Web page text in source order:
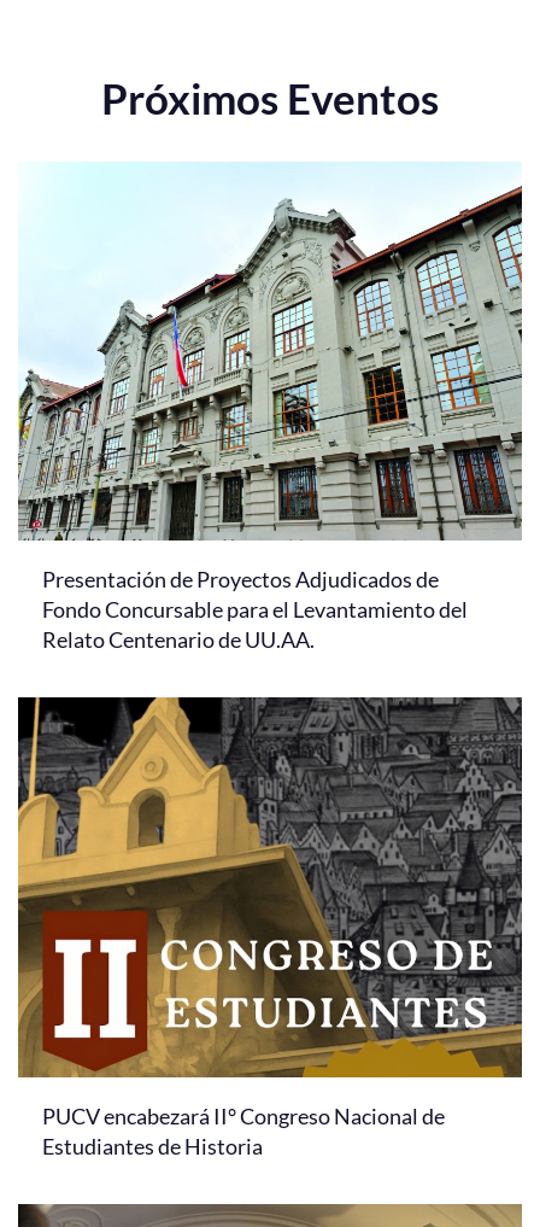
Próximos Eventos
Presentación de Proyectos Adjudicados de
Fondo Concursable para el Levantamiento del
Relato Centenario de UU.AA.
PUCV encabezará II° Congreso Nacional de
Estudiantes de Historia